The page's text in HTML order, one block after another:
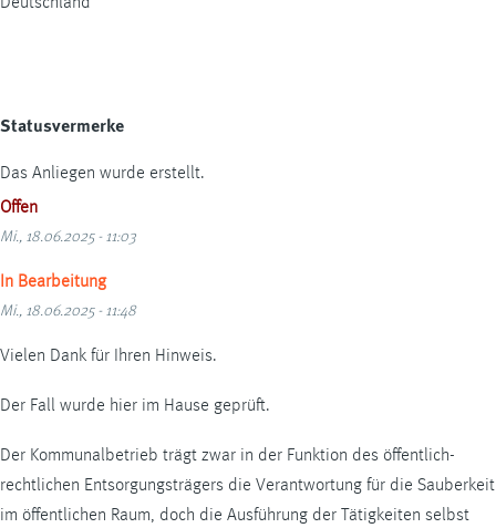
Statusvermerke
Das Anliegen wurde erstellt.
Offen
Mi., 18.06.2025 - 11:03
In Bearbeitung
Mi., 18.06.2025 - 11:48
Vielen Dank für Ihren Hinweis.
Der Fall wurde hier im Hause geprüft.
Der Kommunalbetrieb trägt zwar in der Funktion des öffentlich-
rechtlichen Entsorgungsträgers die Verantwortung für die Sauberkeit
im öffentlichen Raum, doch die Ausführung der Tätigkeiten selbst